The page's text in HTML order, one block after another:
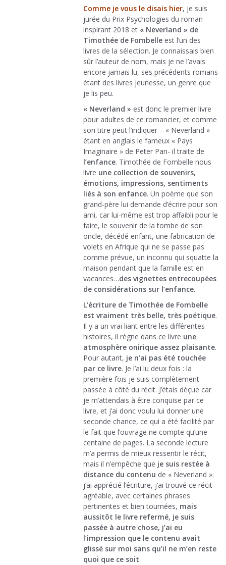
Comme je vous le disais hier, je suis
jurée du Prix Psychologies du roman
inspirant 2018 et « Neverland » de
Timothée de Fombelle est l’un des
livres de la sélection. Je connaissais bien
sûr l’auteur de nom, mais je ne l’avais
encore jamais lu, ses précédents romans
étant des livres jeunesse, un genre que
je lis peu.
« Neverland » est donc le premier livre
pour adultes de ce romancier, et comme
son titre peut l’indiquer – « Neverland »
étant en anglais le fameux « Pays
Imaginaire » de Peter Pan- il traite de
l’enfance. Timothée de Fombelle nous
livre une collection de souvenirs,
émotions, impressions, sentiments
liés à son enfance. Un poème que son
grand-père lui demande d’écrire pour son
ami, car lui-même est trop affaibli pour le
faire, le souvenir de la tombe de son
oncle, décédé enfant, une fabrication de
volets en Afrique qui ne se passe pas
comme prévue, un inconnu qui squatte la
maison pendant que la famille est en
vacances…des vignettes entrecoupées
de considérations sur l’enfance.
L’écriture de Timothée de Fombelle
est vraiment très belle, très poétique.
Il y a un vrai liant entre les différentes
histoires, il règne dans ce livre une
atmosphère onirique assez plaisante.
Pour autant, je n’ai pas été touchée
par ce livre. Je l’ai lu deux fois : la
première fois je suis complètement
passée à côté du récit. J’étais déçue car
je m’attendais à être conquise par ce
livre, et j’ai donc voulu lui donner une
seconde chance, ce qui a été facilité par
le fait que l’ouvrage ne compte qu’une
centaine de pages. La seconde lecture
m’a permis de mieux ressentir le récit,
mais il n’empêche que je suis restée à
distance du contenu de « Neverland »:
j’ai apprécié l’écriture, j’ai trouvé ce récit
agréable, avec certaines phrases
pertinentes et bien tournées, mais
aussitôt le livre refermé, je suis
passée à autre chose, j’ai eu
l’impression que le contenu avait
glissé sur moi sans qu’il ne m’en reste
quoi que ce soit.